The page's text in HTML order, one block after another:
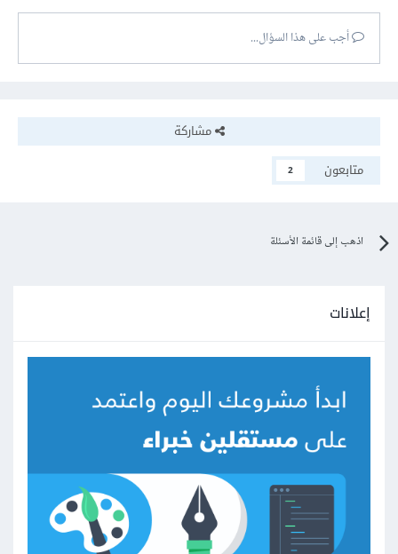
أجب على هذا السؤال...
مشاركة
متابعون
2
اذهب إلى قائمة الأسئلة
إعلانات